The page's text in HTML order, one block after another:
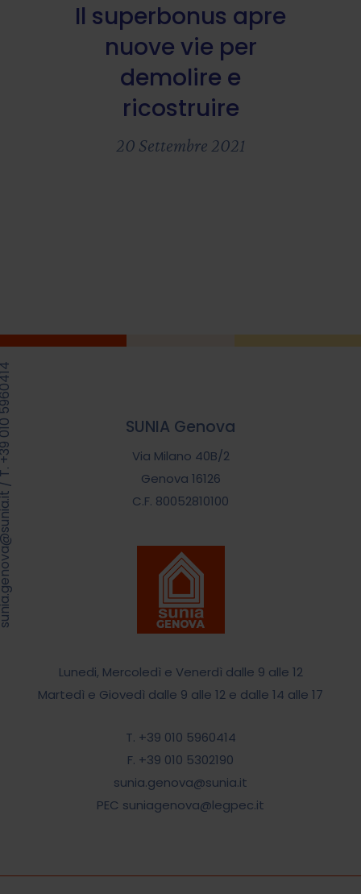
Il superbonus apre
nuove vie per
demolire e
ricostruire
20 Settembre 2021
SUNIA Genova
Via Milano 40B/2
Genova 16126
C.F. 80052810100
Lunedi, Mercoledì e Venerdì dalle 9 alle 12
Martedì e Giovedì dalle 9 alle 12 e dalle 14 alle 17
T. +39 010 5960414
F. +39 010 5302190
sunia.genova@sunia.it
PEC suniagenova@legpec.it